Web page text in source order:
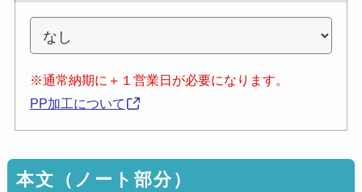
※通常納期に＋１営業日が必要になります。
PP加工について
本文（ノート部分）